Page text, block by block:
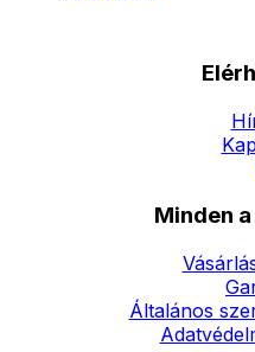
Minden
Általános